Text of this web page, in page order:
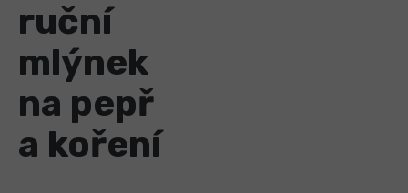
ruční
mlýnek
na pepř
a koření